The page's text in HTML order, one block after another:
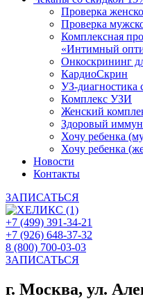
Проверка
Проверка
Комплексная
«Интимный
Онкоcкрининг
КардиоСкрин
УЗ-диагностика
Комплекс УЗИ
Женский
Здоровый
Хочу ребенка
Хочу ребенка
Новости
Контакты
ЗАПИСАТЬСЯ
+7 (499) 391-34-21
+7 (926) 648-37-32
8 (800) 700-03-03
ЗАПИСАТЬСЯ
г. Москва, ул.